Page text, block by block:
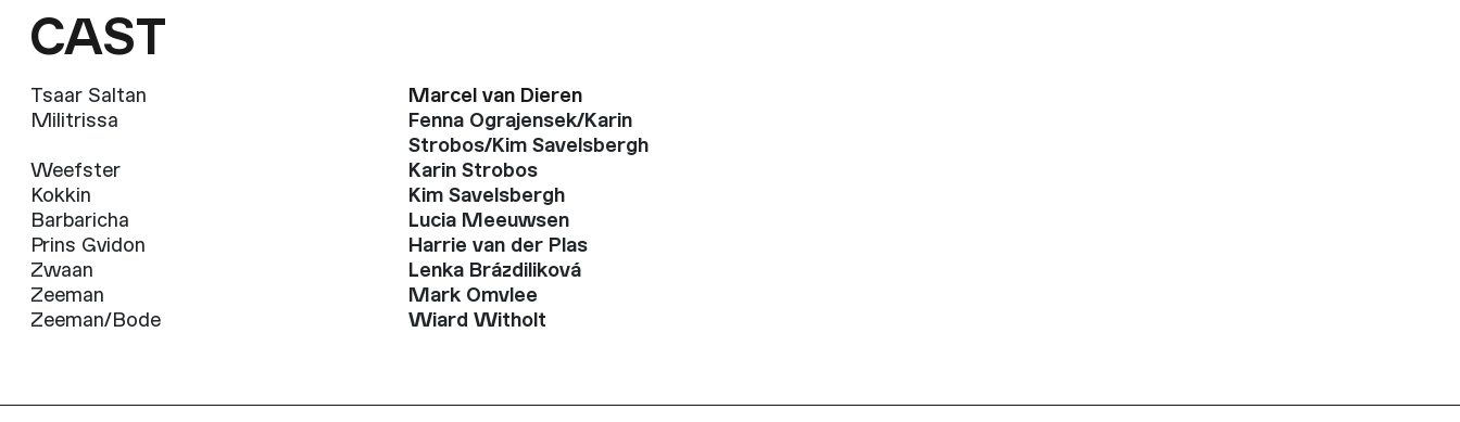
CAST
Tsaar Saltan
Marcel van Dieren
Militrissa
Fenna Ograjensek/Karin
Strobos/Kim Savelsbergh
Weefster
Karin Strobos
Kokkin
Kim Savelsbergh
Barbaricha
Lucia Meeuwsen
Prins Gvidon
Harrie van der Plas
Zwaan
Lenka Brázdiliková
Zeeman
Mark Omvlee
Zeeman/Bode
Wiard Witholt